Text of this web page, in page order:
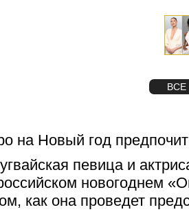
ВСЕ
на Новый год
певица и
новогоднем
как она проведет